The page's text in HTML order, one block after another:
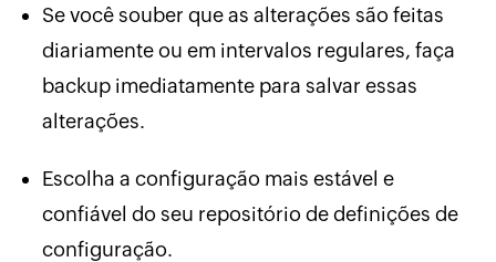
Se você souber que as alterações são feitas
diariamente ou em intervalos regulares, faça
backup imediatamente para salvar essas
alterações.
Escolha a configuração mais estável e
confiável do seu repositório de definições de
configuração.